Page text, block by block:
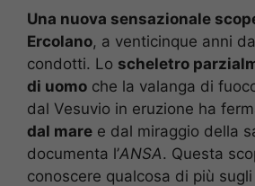
Una nuova sensazionale
Ercolano, a venticinque anni
condotti. Lo scheletro
di uomo che la valanga di
dal Vesuvio in eruzione ha
dal mare e dal miraggio della
documenta l’ANSA. Questa
conoscere qualcosa di più